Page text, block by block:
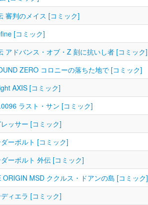
審判のメイス [コミック]
[コミック]
アドバンス・オブ・Ζ 刻に抗いし者 [コミック]
ZERO コロニーの落ちた地で [コミック]
AXIS [コミック]
ラスト・サン [コミック]
ッサー [コミック]
ーボルト [コミック]
ーボルト 外伝 [コミック]
MSD ククルス・ドアンの島 [コミック]
ィエラ [コミック]